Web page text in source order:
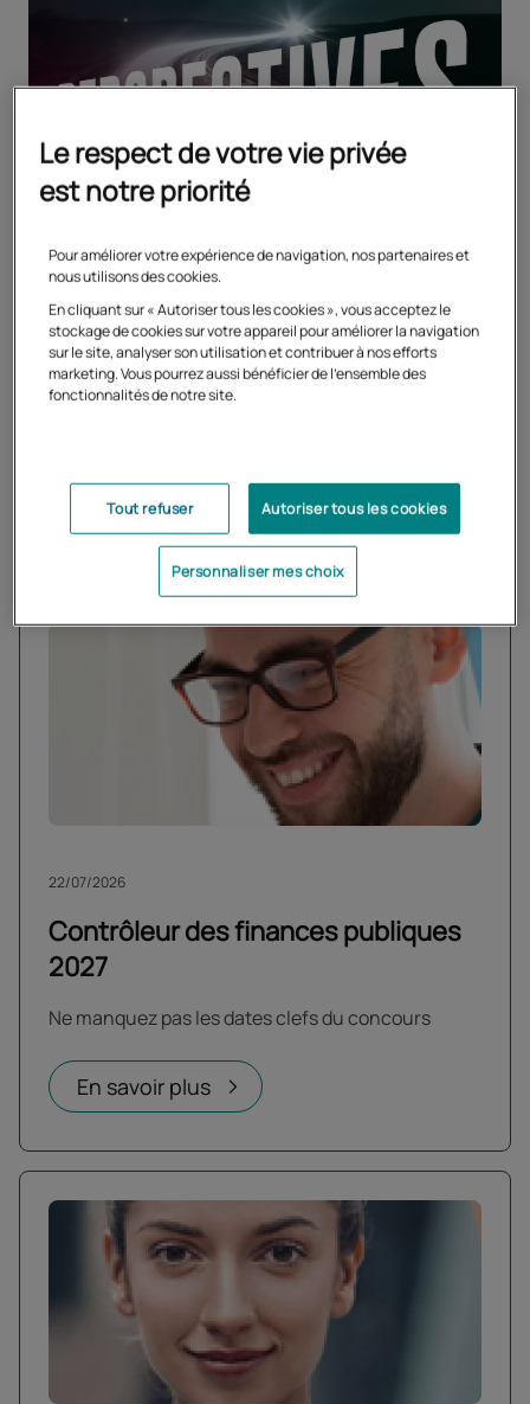
Tous les articles
Contrôleur des finances publiques
2027
22/07/2026
Ne manquez pas les dates clefs du concours
En savoir plus
Le respect de votre vie privée
est notre priorité
Pour améliorer votre expérience de navigation, nos partenaires et
nous utilisons des cookies.
En cliquant sur « Autoriser tous les cookies », vous acceptez le
stockage de cookies sur votre appareil pour améliorer la navigation
sur le site, analyser son utilisation et contribuer à nos efforts
marketing. Vous pourrez aussi bénéficier de l'ensemble des
fonctionnalités de notre site.
Tout refuser Autoriser tous les cookies
Personnaliser mes choix